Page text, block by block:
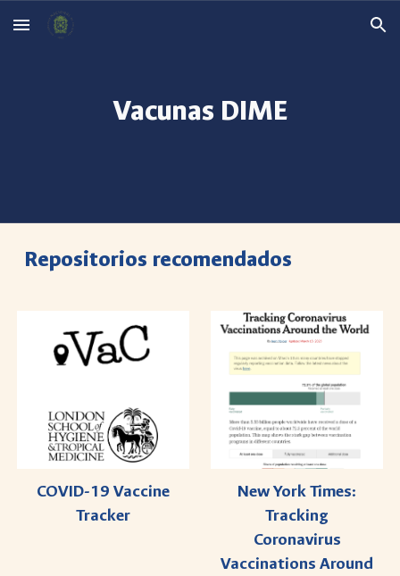
Skip to main content Skip to navigation
Vacunas DIME
Repositorios recomendados
COVID-19 Vaccine
Tracker
New York Times:
Tracking
Coronavirus
Vaccinations Around